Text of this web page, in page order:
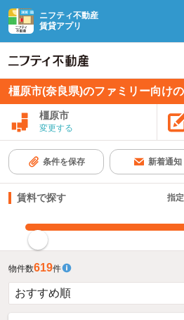
ニフティ不動産
賃貸アプリ
橿原市(奈良県)のファミリー向け
橿原市
変更する
条件を保存 新着通知
賃料で探す 指
物件数619件